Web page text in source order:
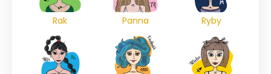
Rak Panna Ryby